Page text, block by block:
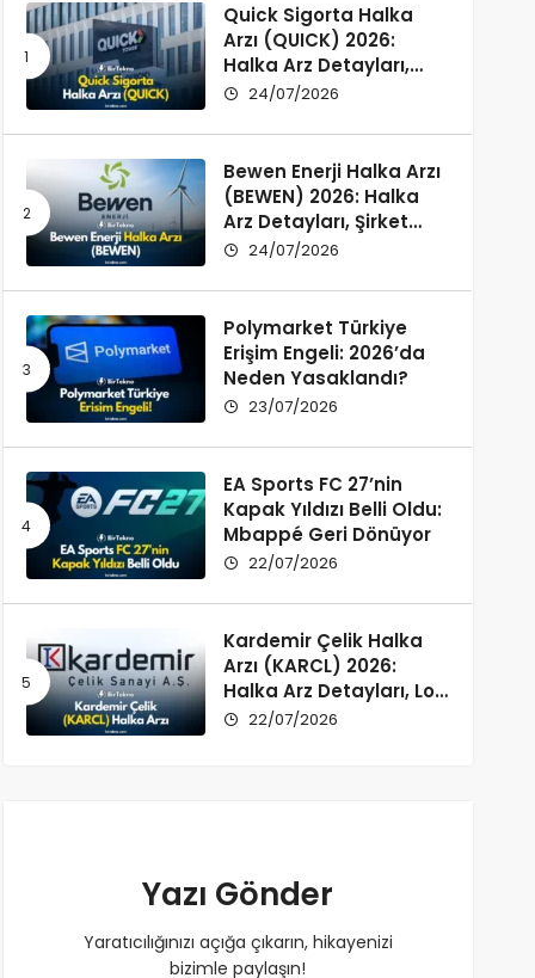
Quick Sigorta Halka
Arzı (QUICK) 2026:
Halka Arz Detayları,
Şirket Profili ve
24/07/2026
Bewen Enerji Halka Arzı
(BEWEN) 2026: Halka
Arz Detayları, Şirket
Profili ve Fon Kullanımı
24/07/2026
Polymarket Türkiye
Erişim Engeli: 2026’da
Neden Yasaklandı?
23/07/2026
EA Sports FC 27’nin
Kapak Yıldızı Belli Oldu:
Mbappé Geri Dönüyor
22/07/2026
Kardemir Çelik Halka
Arzı (KARCL) 2026:
Halka Arz Detayları, Lot
Dağılımı ve Şirket Profili
22/07/2026
Yazı Gönder
Yaratıcılığınızı açığa çıkarın, hikayenizi
bizimle paylaşın!